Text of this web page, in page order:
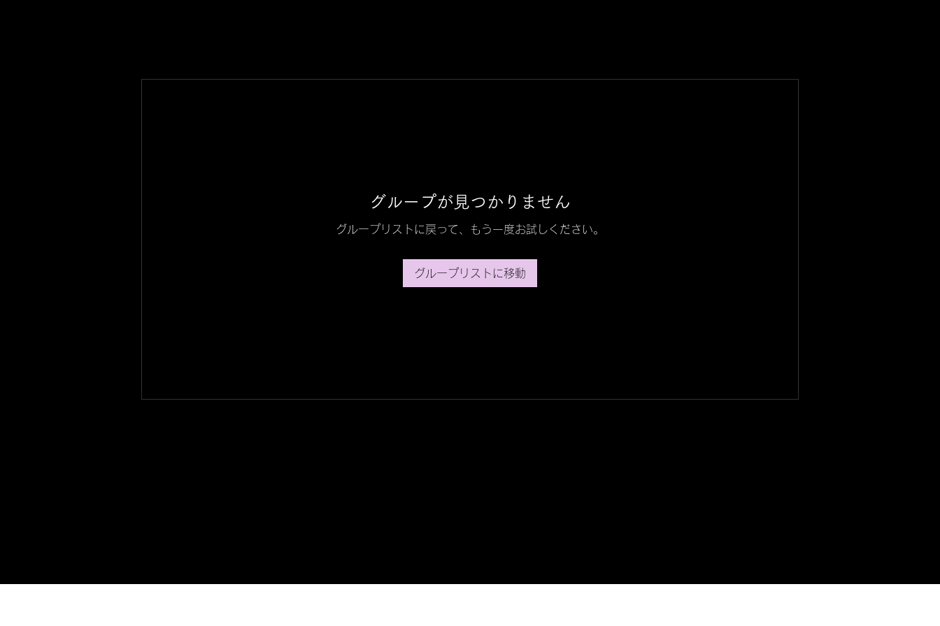
グループが見つかりません
グループリストに戻って、もう一度お試しください。
グループリストに移動